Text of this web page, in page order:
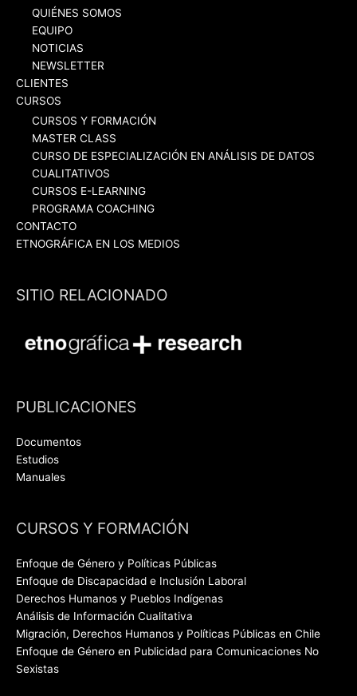
QUIÉNES SOMOS
EQUIPO
NOTICIAS
NEWSLETTER
CLIENTES
CURSOS
CURSOS Y FORMACIÓN
MASTER CLASS
CURSO DE ESPECIALIZACIÓN EN ANÁLISIS DE DATOS
CUALITATIVOS
CURSOS E-LEARNING
PROGRAMA COACHING
CONTACTO
ETNOGRÁFICA EN LOS MEDIOS
SITIO RELACIONADO
PUBLICACIONES
Documentos
Estudios
Manuales
CURSOS Y FORMACIÓN
Enfoque de Género y Políticas Públicas
Enfoque de Discapacidad e Inclusión Laboral
Derechos Humanos y Pueblos Indígenas
Análisis de Información Cualitativa
Migración, Derechos Humanos y Políticas Públicas en Chile
Enfoque de Género en Publicidad para Comunicaciones No
Sexistas